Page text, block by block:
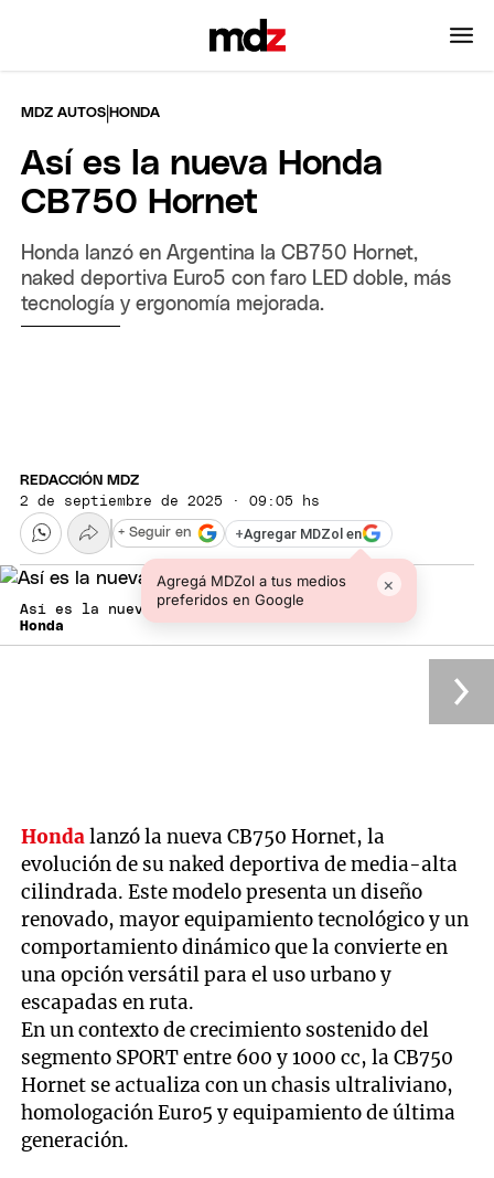
MDZ AUTOS |HONDA
Así es la nueva Honda
CB750 Hornet
Honda lanzó en Argentina la CB750 Hornet,
naked deportiva Euro5 con faro LED doble, más
tecnología y ergonomía mejorada.
REDACCIÓN MDZ
2 de septiembre de 2025 · 09:05 hs
+Agregar MDZol en
Agregá MDZol a tus medios
preferidos en Google
×
+ Seguir en
Así es la nueva Honda CB750 Hornet
Honda
Hondalanzó la nueva CB750 Hornet, la
evolución de su naked deportiva de media-alta
cilindrada. Este modelo presenta un diseño
renovado, mayor equipamiento tecnológico y un
comportamiento dinámico que la convierte en
una opción versátil para el uso urbano y
escapadas en ruta.
En un contexto de crecimiento sostenido del
segmento SPORT entre 600 y 1000 cc, la CB750
Hornet se actualiza con un chasis ultraliviano,
homologación Euro5 y equipamiento de última
generación.